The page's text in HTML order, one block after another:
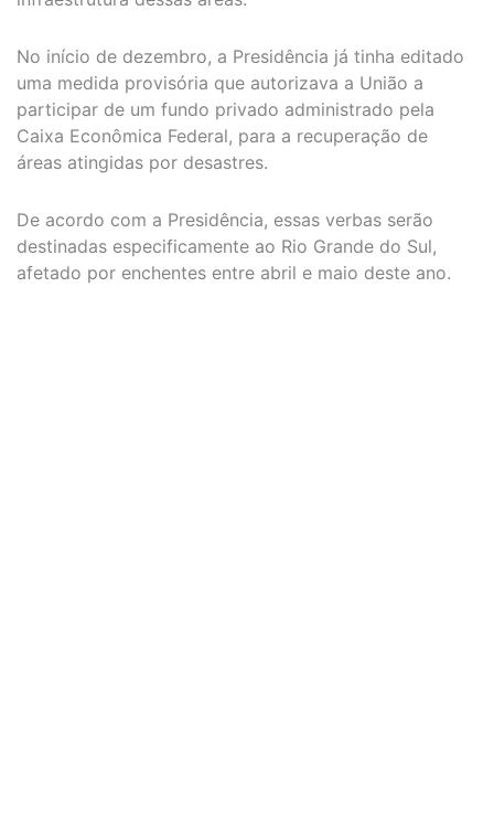
No início de dezembro, a Presidência já tinha editado
uma medida provisória que autorizava a União a
participar de um fundo privado administrado pela
Caixa Econômica Federal, para a recuperação de
áreas atingidas por desastres.
De acordo com a Presidência, essas verbas serão
destinadas especificamente ao Rio Grande do Sul,
afetado por enchentes entre abril e maio deste ano.